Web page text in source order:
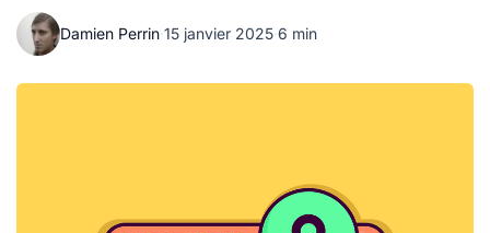
Damien Perrin·15 janvier 2025·6 min